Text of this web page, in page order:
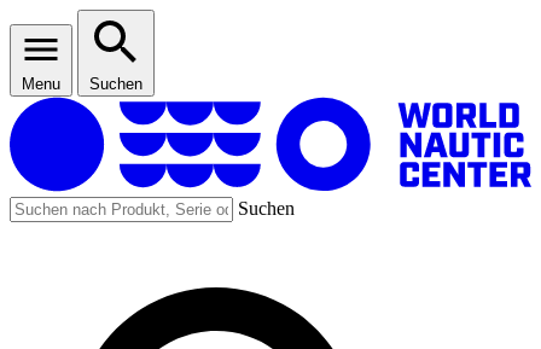
Menu Suchen
Suchen